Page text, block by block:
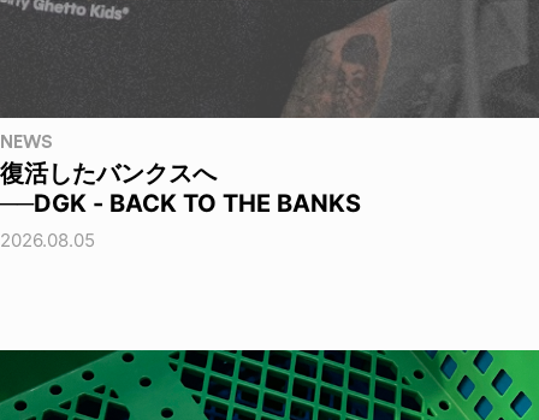
NEWS
復活したバンクスへ
──DGK - BACK TO THE BANKS
2026.08.05